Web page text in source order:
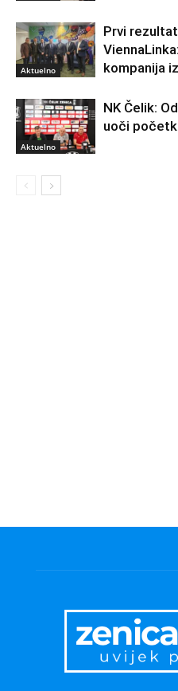
Aktuelno
Prvi
kompanija
Aktuelno
NK Čelik:
uoči